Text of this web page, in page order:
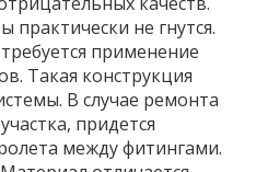
не гнутся.
применение
Такая конструкция
В случае ремонта
придется
между фитингами.